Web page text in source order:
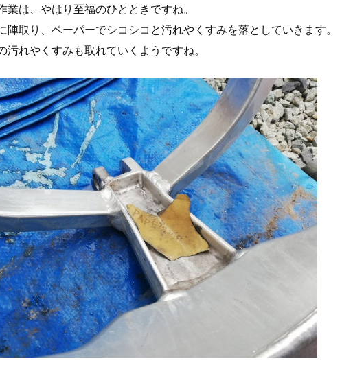
業は、やはり至福のひとときですね。
陣取り、ペーパーでシコシコと汚れやくすみを落としていきます。
れやくすみも取れていくようですね。